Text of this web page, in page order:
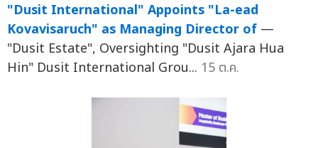
"Dusit International" Appoints "La-ead
Kovavisaruch" as Managing Director of —
"Dusit Estate", Oversighting "Dusit Ajara Hua
Hin" Dusit International Grou... 15 ต.ค.